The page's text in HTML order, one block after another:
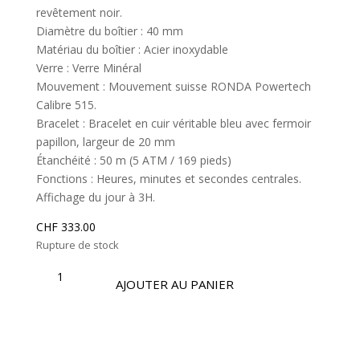
revêtement noir.
Diamètre du boîtier : 40 mm
Matériau du boîtier : Acier inoxydable
Verre : Verre Minéral
Mouvement : Mouvement suisse RONDA Powertech
Calibre 515.
Bracelet : Bracelet en cuir véritable bleu avec fermoir
papillon, largeur de 20 mm
Étanchéité : 50 m (5 ATM / 169 pieds)
Fonctions : Heures, minutes et secondes centrales.
Affichage du jour à 3H.
CHF333.00
Rupture de stock
AJOUTER AU PANIER